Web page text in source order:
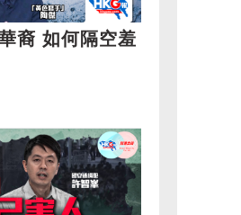
裔 如何隔空羞